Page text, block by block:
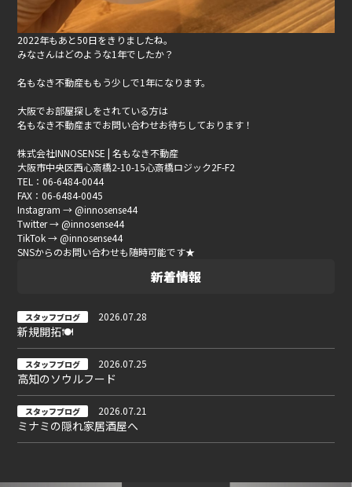
2022年もあと50日をきりましたね。
みなさんはどのような1年でしたか？
名もなき不動産ももう少しで1年になります。
大阪でお部屋探しをされている方は
名もなき不動産までお問い合わせお待ちしております！
株式会社INNOSENSE | 名もなき不動産
大阪市中央区西心斎橋2-10-15心斎橋ロジック2F-F2
TEL：06-6484-0044
FAX：06-6484-0045
Instagram → @innosense44
Twitter → @innosense44
TikTok → @innosense44
SNSからのお問い合わせも随時可能です★
新着情報
スタッフブログ 2026.07.28
新規開拓🍽
スタッフブログ 2026.07.25
高知のソウルフード
スタッフブログ 2026.07.21
ミナミの隠れ家居酒屋へ